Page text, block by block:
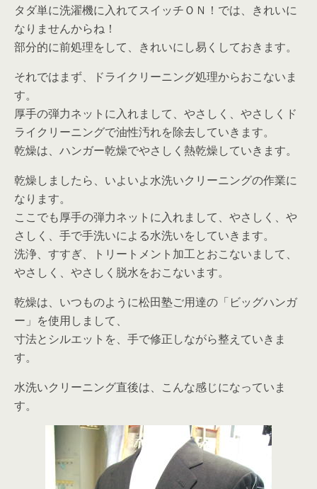
タダ単に洗濯機に入れてスイッチＯＮ！では、きれいに
なりませんからね！
部分的に前処理をして、きれいにし易くしておきます。
それではまず、ドライクリーニング処理からおこないま
す。
厚手の弾力ネットに入れまして、やさしく、やさしくド
ライクリーニングで油性汚れを除去していきます。
乾燥は、ハンガー乾燥でやさしく熱乾燥していきます。
乾燥しましたら、いよいよ水洗いクリーニングの作業に
なります。
ここでも厚手の弾力ネットに入れまして、やさしく、や
さしく、手で手洗いによる水洗いをしていきます。
洗浄、すすぎ、トリートメント加工とおこないまして、
やさしく、やさしく脱水をおこないます。
乾燥は、いつものように松田塾ご用達の「ビッグハンガ
ー」を使用しまして、
寸法とシルエットを、手で修正しながら整えていきま
す。
水洗いクリーニング直後は、こんな感じになっていま
す。